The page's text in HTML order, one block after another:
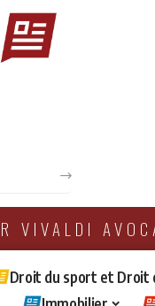
VIVALDI
Droit du sport et Droit